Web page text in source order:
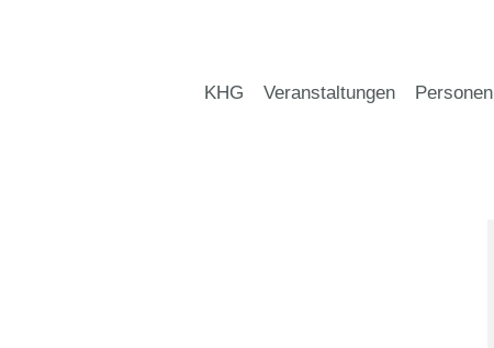
KHG Veranstaltungen Personen